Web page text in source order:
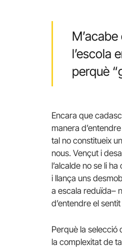
l’escola
perquè
Encara que
manera
tal no constitueix
nous. Vençut i
l’alcalde no se li
i llança uns
a escala reduïda–
d’entendre el
Perquè la selecció
la complexitat de